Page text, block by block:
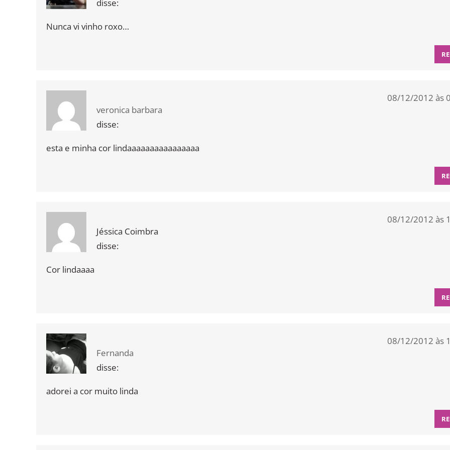
disse:
Nunca vi vinho roxo…
veronica barbara
disse:
08/12/2012 às
esta e minha cor lindaaaaaaaaaaaaaaaa
Jéssica Coimbra
disse:
08/12/2012 às
Cor lindaaaa
Fernanda
disse:
08/12/2012 às
adorei a cor muito linda